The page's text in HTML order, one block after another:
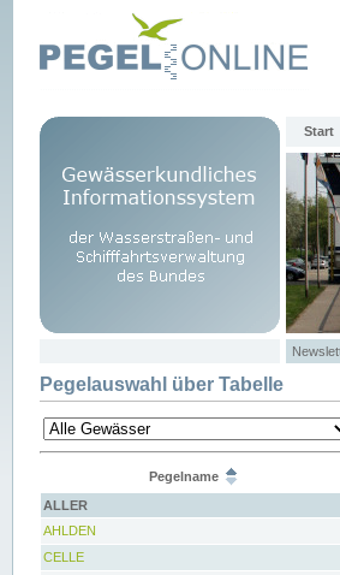
Start
Pegelauswahl über Tabelle
Pegelname
ALLER
AHLDEN
CELLE